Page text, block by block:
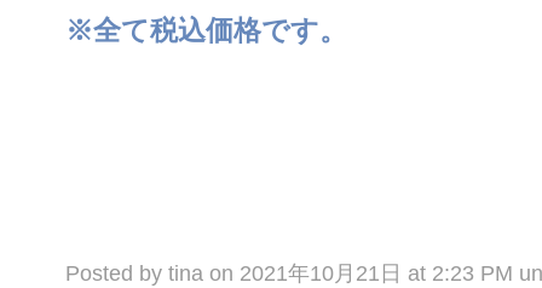
※全て税込価格です。
Posted by tina on 2021年10月21日 at 2:23 PM